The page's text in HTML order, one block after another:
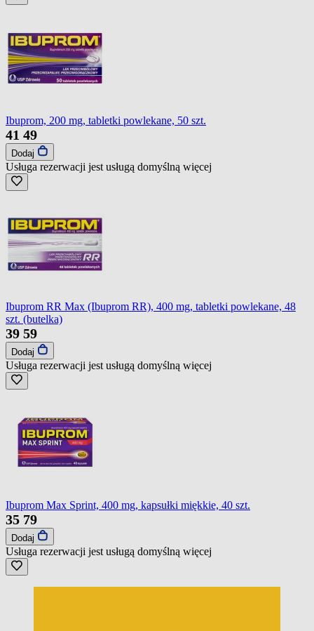
Ibuprom, 200 mg, tabletki powlekane, 50 szt.
41 49
Dodaj
Usługa rezerwacji jest usługą domyślną więcej
Ibuprom RR Max (Ibuprom RR), 400 mg, tabletki powlekane, 48
szt. (butelka)
39 59
Dodaj
Usługa rezerwacji jest usługą domyślną więcej
Ibuprom Max Sprint, 400 mg, kapsułki miękkie, 40 szt.
35 79
Dodaj
Usługa rezerwacji jest usługą domyślną więcej